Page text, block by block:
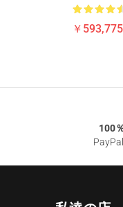
￥
100